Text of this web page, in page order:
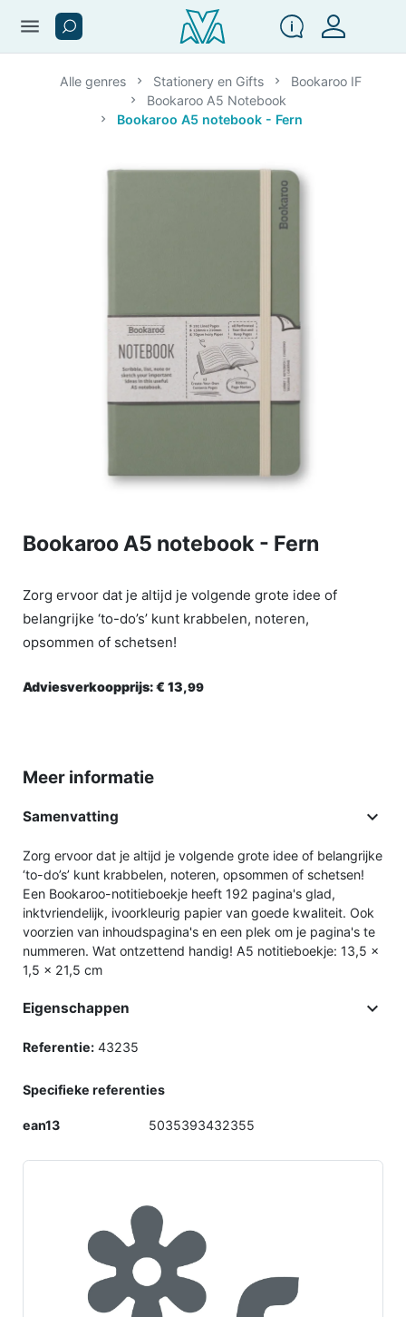
menu
Alle genres Stationery en Gifts
Bookaroo IF
Bookaroo A5 Notebook
Bookaroo A5 notebook - Fern
Bookaroo A5 notebook - Fern
Zorg ervoor dat je altijd je volgende grote idee of
belangrijke ‘to-do’s’ kunt krabbelen, noteren,
opsommen of schetsen!
Adviesverkoopprijs:€ 13,99
Meer informatie
Samenvatting 
Zorg ervoor dat je altijd je volgende grote idee of belangrijke
‘to-do’s’ kunt krabbelen, noteren, opsommen of schetsen!
Een Bookaroo-notitieboekje heeft 192 pagina's glad,
inktvriendelijk, ivoorkleurig papier van goede kwaliteit. Ook
voorzien van inhoudspagina's en een plek om je pagina's te
nummeren. Wat ontzettend handig! A5 notitieboekje: 13,5 x
1,5 x 21,5 cm
Eigenschappen 
Referentie: 43235
Specifieke referenties
ean13 5035393432355